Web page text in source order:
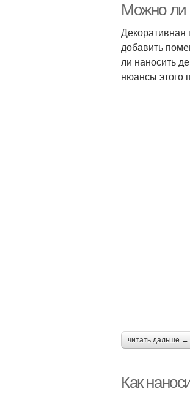
Можно ли
Декоративная
добавить
ли наносить
нюансы этого
читать дальше →
Как